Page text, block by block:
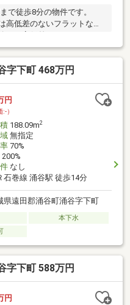
で徒歩8分の物件です。
高低差のないフラットな地
き売地ではないため、お好
が可能です。間取り、設
一からご検討いただくこと
字下町 468万円
円
）
188.09m2
無指定
70%
200%
なし
石巻線 涌谷駅 徒歩14分
県遠田郡涌谷町涌谷字下町
本下水
字下町 588万円
円